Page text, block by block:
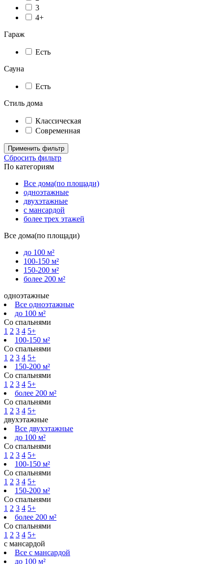
3
4+
Гараж
Есть
Сауна
Есть
Стиль дома
Классическая
Современная
Применить фильтр
Сбросить фильтр
По категориям
Все дома(по площади)
одноэтажные
двухэтажные
с мансардой
более трех этажей
Все дома(по площади)
до 100 м²
100-150 м²
150-200 м²
более 200 м²
одноэтажные
Все одноэтажные
до 100 м²
Со спальнями
1 2 3 4 5+
100-150 м²
Со спальнями
1 2 3 4 5+
150-200 м²
Со спальнями
1 2 3 4 5+
более 200 м²
Со спальнями
1 2 3 4 5+
двухэтажные
Все двухэтажные
до 100 м²
Со спальнями
1 2 3 4 5+
100-150 м²
Со спальнями
1 2 3 4 5+
150-200 м²
Со спальнями
1 2 3 4 5+
более 200 м²
Со спальнями
1 2 3 4 5+
с мансардой
Все с мансардой
до 100 м²